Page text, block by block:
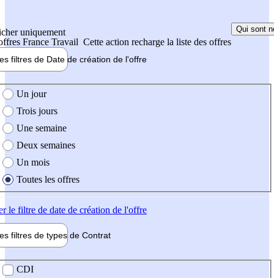
uniquement
France Travail Cette action recharge la liste des offres
Qui sont
filtres de Date de création de l'offre
création de l'offre
Un jour
Trois jours
Une semaine
Deux semaines
Un mois
Toutes les offres
le filtre de date de création de l'offre
filtres de types de Contrat
contrat
CDI